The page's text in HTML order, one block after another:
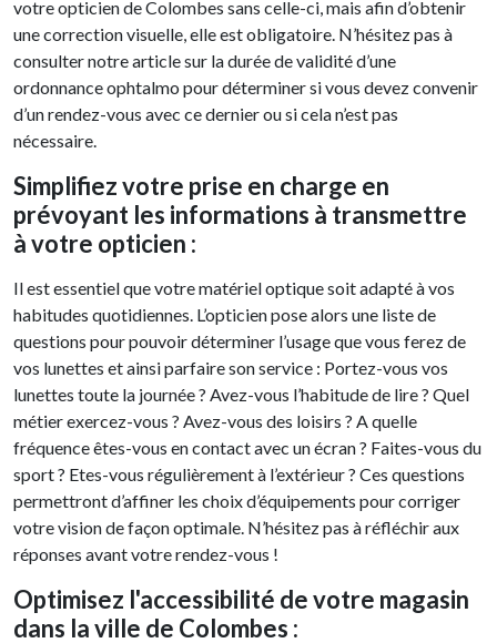
votre opticien de Colombes sans celle-ci, mais afin d’obtenir
une correction visuelle, elle est obligatoire. N’hésitez pas à
consulter notre article sur la durée de validité d’une
ordonnance ophtalmo pour déterminer si vous devez convenir
d’un rendez-vous avec ce dernier ou si cela n’est pas
nécessaire.
Simplifiez votre prise en charge en
prévoyant les informations à transmettre
à votre opticien :
Il est essentiel que votre matériel optique soit adapté à vos
habitudes quotidiennes. L’opticien pose alors une liste de
questions pour pouvoir déterminer l’usage que vous ferez de
vos lunettes et ainsi parfaire son service : Portez-vous vos
lunettes toute la journée ? Avez-vous l’habitude de lire ? Quel
métier exercez-vous ? Avez-vous des loisirs ? A quelle
fréquence êtes-vous en contact avec un écran ? Faites-vous du
sport ? Etes-vous régulièrement à l’extérieur ? Ces questions
permettront d’affiner les choix d’équipements pour corriger
votre vision de façon optimale. N’hésitez pas à réfléchir aux
réponses avant votre rendez-vous !
Optimisez l'accessibilité de votre magasin
dans la ville de Colombes :